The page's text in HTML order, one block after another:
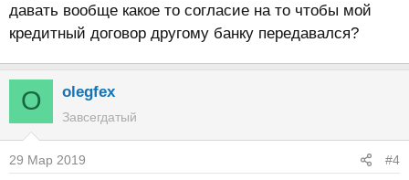
давать вообще какое то согласие на то чтобы мой
кредитный договор другому банку передавался?
O olegfex
Завсегдатый
29 Мар 2019 #4